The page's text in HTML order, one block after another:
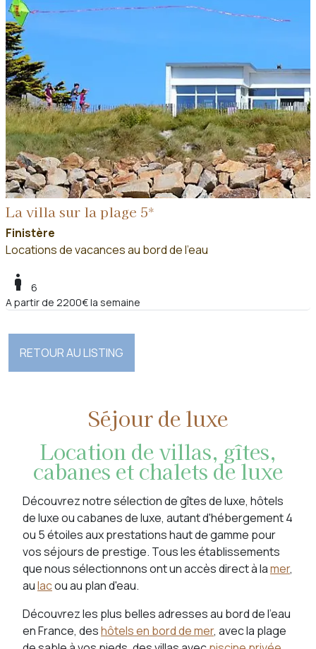
Séjour de luxe
Location de villas, gîtes,
cabanes et chalets de luxe
Découvrez notre sélection de gîtes de luxe, hôtels
de luxe ou cabanes de luxe, autant d'hébergement 4
ou 5 étoiles aux prestations haut de gamme pour
vos séjours de prestige. Tous les établissements
que nous sélectionnons ont un accès direct à lamer,
aulacou au plan d'eau.
Découvrez les plus belles adresses au bord de l'eau
en France, deshôtels en bord de mer, avec la plage
La villa sur la plage 5*
Finistère
Locations de vacances au bord de l'eau
boy
6
A partir de 2200€ la semaine
RETOUR AU LISTING